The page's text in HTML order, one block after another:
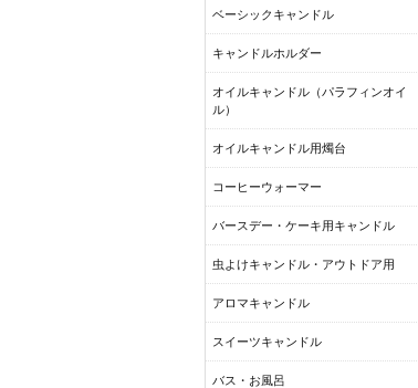
ベーシックキャンドル
キャンドルホルダー
オイルキャンドル（パラフィンオイ
ル）
オイルキャンドル用燭台
コーヒーウォーマー
バースデー・ケーキ用キャンドル
虫よけキャンドル・アウトドア用
アロマキャンドル
スイーツキャンドル
バス・お風呂